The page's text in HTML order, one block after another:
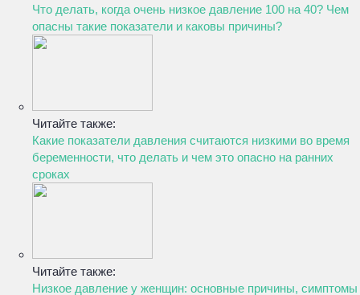
Что делать, когда очень низкое давление 100 на 40? Чем
опасны такие показатели и каковы причины?
Читайте также:
Какие показатели давления считаются низкими во время
беременности, что делать и чем это опасно на ранних
сроках
Читайте также:
Низкое давление у женщин: основные причины, симптомы